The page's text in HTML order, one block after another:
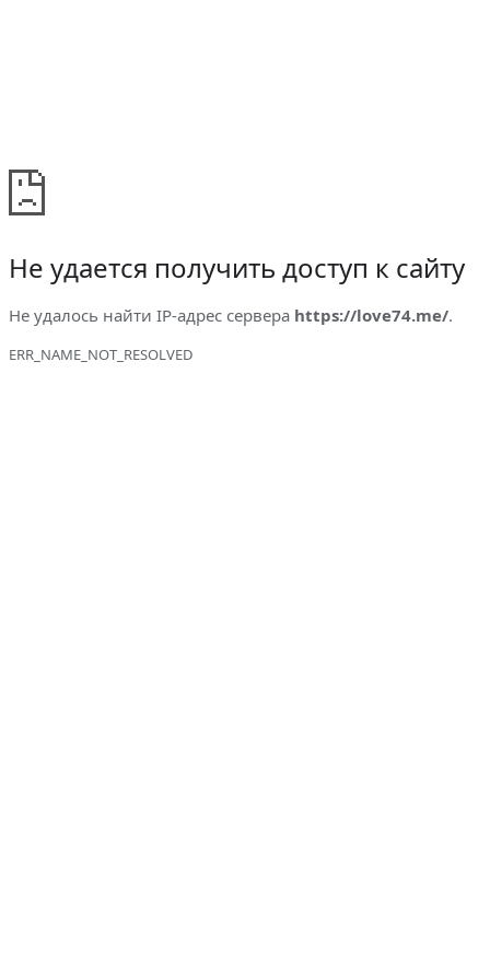
Не удается получить доступ к сайту
Не удалось найти IP-адрес сервера https://love74.me/.
ERR_NAME_NOT_RESOLVED